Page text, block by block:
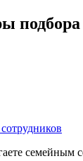
подбора
семейным